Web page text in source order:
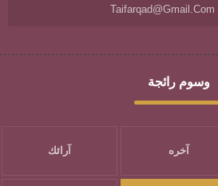
وسوم رائجة
آخره آرائك